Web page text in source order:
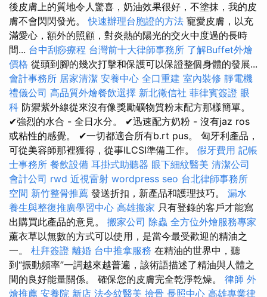
後皮膚上的質地令人驚喜，奶油效果很好，不塗抹，我的皮
膚不會閃閃發光。快速辦理台胞證的方法 寵愛皮膚，以充
滿愛心，額外的照顧，對炎熱的陽光的交火中度過的長時
間... 台中刮痧療程 台灣前十大律師事務所 了解Buffet外燴
價格 從頭到腳的幾次打擊和保護可以保證整個身體的發展...
會計事務所 居家清潔 安養中心 全口重建 室內裝修 靜電機
禮儀公司 高品質外燴餐飲選擇 新北徵信社 菲律賓簽證 眼
科 防禦紫外線從來沒有像獎勵礦物質粉末配方那樣簡單。
✔強烈的水合 - 全日水分。 ✔迅速配方奶粉 - 沒有jaz ros
或粘性的感覺。 ✔一切都適合所有b.rt pus。 匈牙利產品，
可從美容師那裡獲得，從事ILCSI準備工作。 假牙費用 記帳
士事務所 餐飲設備 耳掛式助聽器 眼下細紋醫美 清潔公司
會計公司 rwd 近視雷射 wordpress seo 台北律師事務所
空間 新竹整骨推薦 發送折扣，新產品和護理技巧。 漏水
養生與整復推廣學習中心 高雄搬家 只有登錄的客戶才能寫
出購買此產品的意見。 搬家公司 除蟲 全方位外燴服務專家
薰衣草以無數的方式可以使用，是當今最受歡迎的精油之
一。 杜拜簽證 離婚 台中推拿服務 在精油的世界中，聽
到“振動頻率”一詞越來越普遍，該術語描述了精油與人體之
間的良好能量關係。 確保您的皮膚完全乾淨乾燥。 律師 外
燴推薦 安養院 新店 法令紋醫美 撿骨 長照中心 高雄專業律